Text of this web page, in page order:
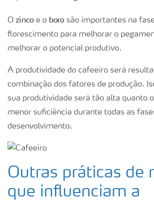
O zincoe o borosão importantes na
florescimento para melhorar o
melhorar o potencial produtivo.
A produtividade do cafeeiro será
combinação dos fatores de produção.
sua produtividade será tão alta quanto
menor suficiência durante todas as
desenvolvimento.
Outras práticas de
que influenciam a